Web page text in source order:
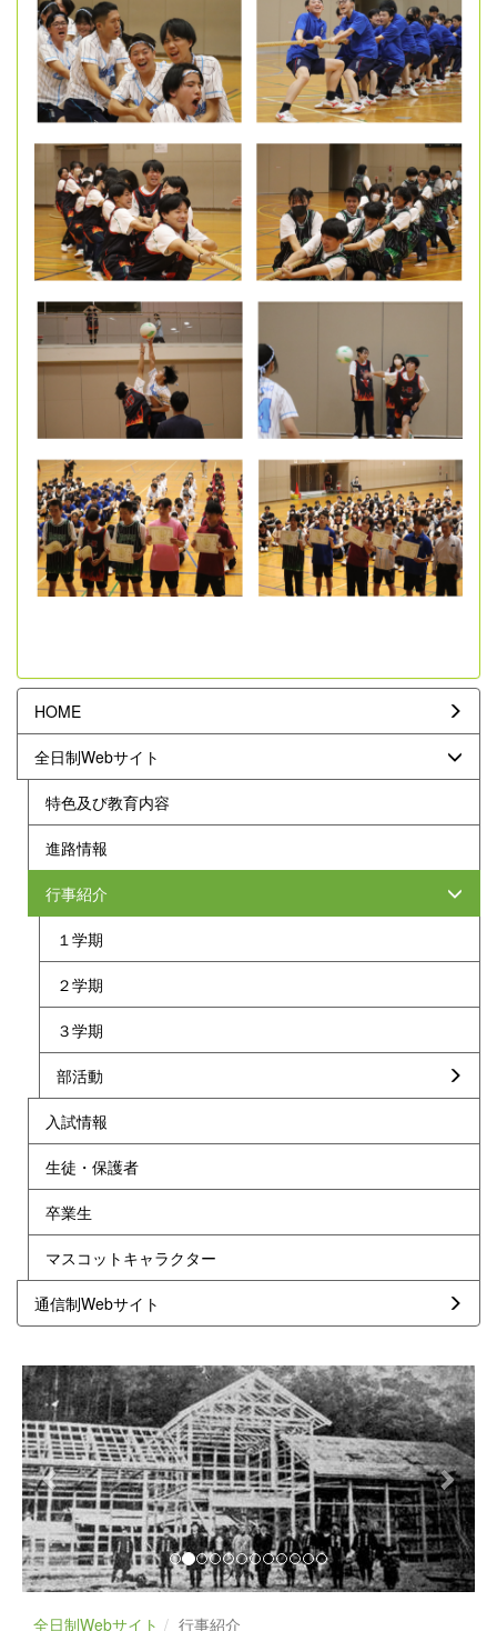
HOME
全日制Webサイト
特色及び教育内容
進路情報
行事紹介
１学期
２学期
３学期
部活動
入試情報
生徒・保護者
卒業生
マスコットキャラクター
通信制Webサイト
p
r
e
v
i
o
u
s
n
e
x
t
全日制Webサイト 行事紹介